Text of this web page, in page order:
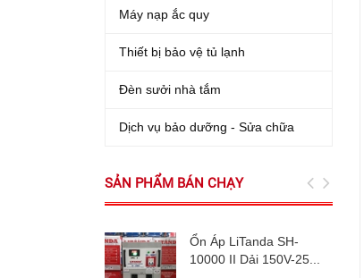
Máy nạp ắc quy
Thiết bị bảo vệ tủ lạnh
Đèn sưởi nhà tắm
Dịch vụ bảo dưỡng - Sửa chữa
SẢN PHẨM BÁN CHẠY
Ổn Áp LiTanda SH-
10000 II Dải 150V-25...